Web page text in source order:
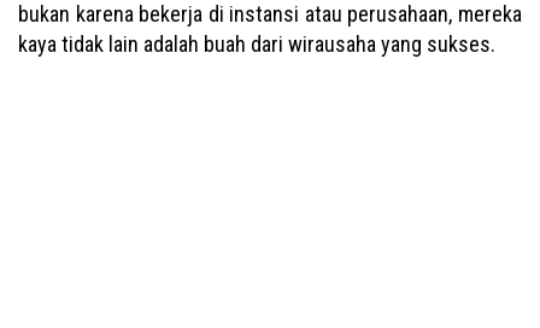
bukan karena bekerja di instansi atau perusahaan, mereka
kaya tidak lain adalah buah dari wirausaha yang sukses.